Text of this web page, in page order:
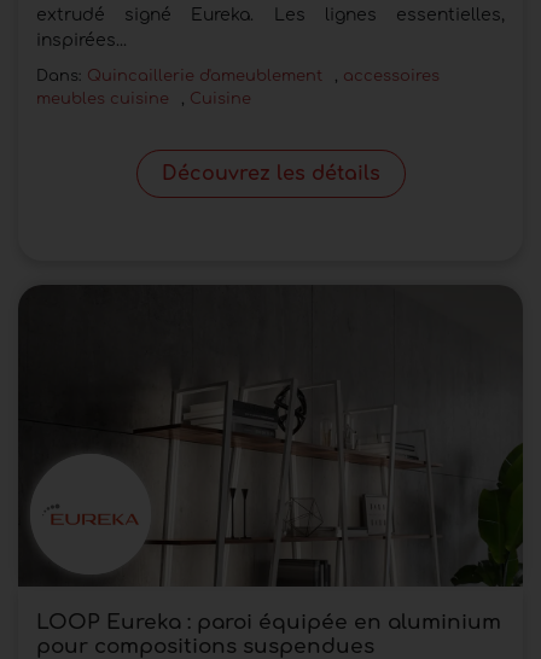
extrudé signé Eureka. Les lignes essentielles,
inspirées...
Dans: Quincaillerie d'ameublement
accessoires
meubles cuisine
Cuisine
Découvrez les détails
LOOP Eureka : paroi équipée en aluminium
pour compositions suspendues